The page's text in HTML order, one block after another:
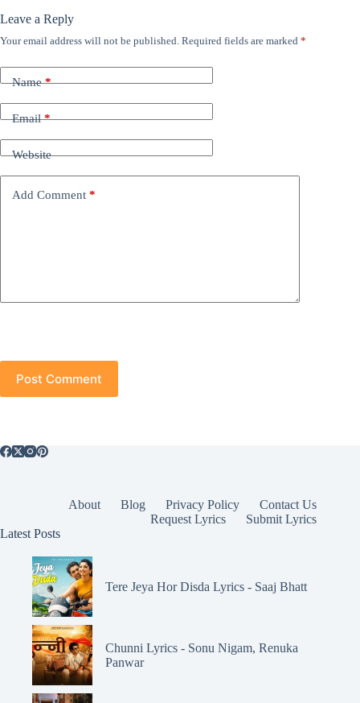
Leave a Reply
Your email address will not be published. Required fields are marked *
Name*
Email*
Website
Add Comment *
Post Comment
About Blog Privacy Policy
Contact Us
Request Lyrics
Submit Lyrics
Latest Posts
Tere Jeya Hor Disda Lyrics - Saaj Bhatt
Chunni Lyrics - Sonu Nigam, Renuka
Panwar